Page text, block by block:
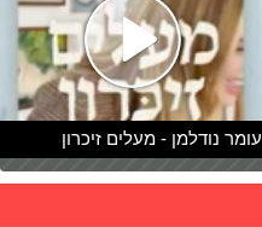
עומר נודלמן - מעלים זיכרון